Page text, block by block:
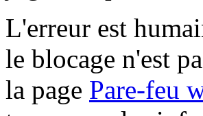
L'erreur est
le blocage n'est
la page Pare-feu